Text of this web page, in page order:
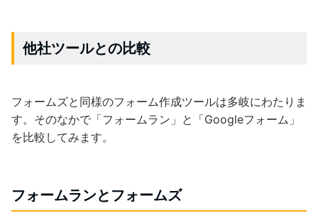
他社ツールとの比較
フォームズと同様のフォーム作成ツールは多岐にわたりま
す。そのなかで「フォームラン」と「Googleフォーム」
を比較してみます。
フォームランとフォームズ